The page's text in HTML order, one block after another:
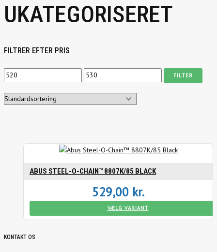
UKATEGORISERET
FILTRER EFTER PRIS
FILTER
ABUS STEEL-O-CHAIN™ 8807K/85 BLACK
529,00 kr.
VÆLG VARIANT
KONTAKT OS